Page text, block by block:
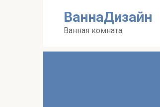
ВаннаДизайн
Ванная комната